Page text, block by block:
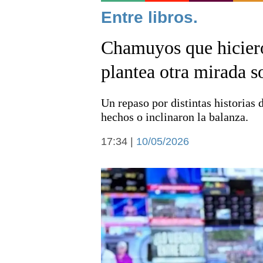
Noticias
Deportes
Arte y cultura
Economía y campo
Entre libros.
Chamuyos que
plantea otra mirada
Un repaso por distintas historias
hechos o inclinaron la balanza.
17:34 | 10/05/2026